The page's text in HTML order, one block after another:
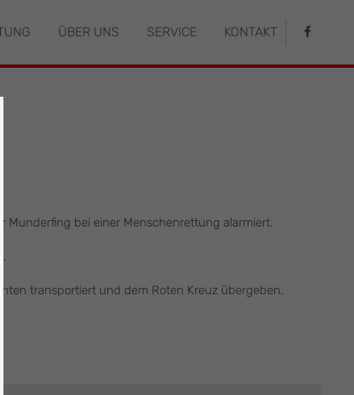
Der Eintrag "offcanvas-col4" existiert
ÜBER UNS SERVICE KONTAKT
bei einer Menschenrettung alarmiert.
transportiert und dem Roten Kreuz übergeben.